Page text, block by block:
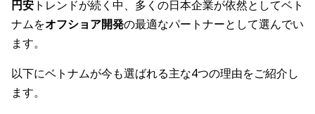
円安 トレンドが続く中、多くの日本企業が依然としてベト
ナムをオフショア開発の最適なパートナーとして選んでい
ます。
以下にベトナムが今も選ばれる主な4つの理由をご紹介し
ます。